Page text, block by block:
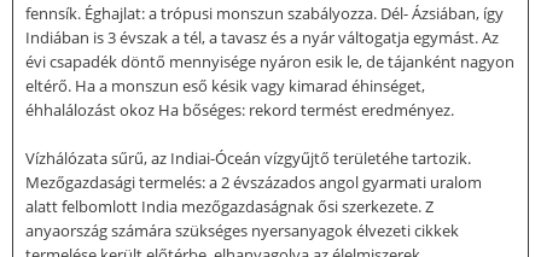
fennsík. Éghajlat: a trópusi monszun szabályozza. Dél- Ázsiában, így
Indiában is 3 évszak a tél, a tavasz és a nyár váltogatja egymást. Az
évi csapadék döntő mennyisége nyáron esik le, de tájanként nagyon
eltérő. Ha a monszun eső késik vagy kimarad éhinséget,
éhhalálozást okoz Ha bőséges: rekord termést eredményez.
Vízhálózata sűrű, az Indiai-Óceán vízgyűjtő területéhe tartozik.
Mezőgazdasági termelés: a 2 évszázados angol gyarmati uralom
alatt felbomlott India mezőgazdaságnak ősi szerkezete. Z
anyaország számára szükséges nyersanyagok élvezeti cikkek